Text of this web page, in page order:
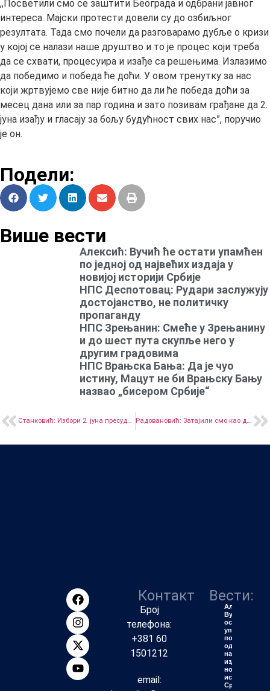
,,Посветили смо се заштити Београда и одбрани јавног
интереса. Мајски протести довели су до озбиљног
резултата. Тада смо почели да разговарамо дубље о кризи
у којој се налази наше друштво и то је процес који треба
да се схвати, процесуира и изађе са решењима. Излазимо
да победимо и победа ће доћи. У овом тренутку за нас
који жртвујемо све није битно да ли ће победа доћи за
месец дана или за пар година и зато позивам грађане да 2.
јуна изађу и гласају за бољу будућност свих нас”, поручио
је он.
Подели:
Више вести
Алексић: Вучић ће остати упамћен
по једној од највећих издаја у
новијој историји Србије
НПС Деспотовац: Рудари заслужују
достојанство, не политичку
пропаганду
НПС Зрењанин: Смеће у Зрењанину
и до шест пута скупље него у
другим градовима
НПС Врањска Бања: Да је чуо
истину, Мацут не би Врањску Бању
назвао „бисером Србије“
Станковић: Избори 2. јуна пресудни за целу Србију, ако излазност буде велика СНС одлази у историју Радовановић: Затајили смо као друштво, насиље коме сведочимо све бруталније
Контакт
Број
телефона:
+381 60
1501212
email:
Вести:
Алексић:
Вучић ће
остати
упамћен
по једној
од
највећих
издаја у
новијој
историји
Србије